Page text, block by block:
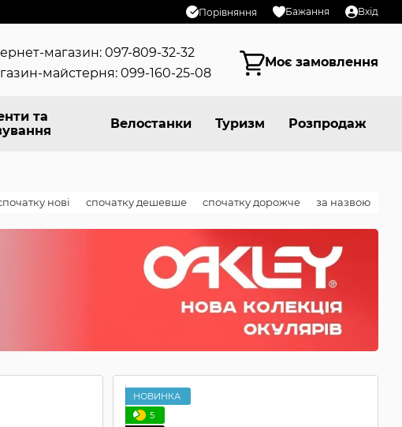
Порівняння Бажання Вхід
магазин: 097-809-32-32
майстерня: 099-160-25-08
Моє замовлення
та
Велостанки Туризм Розпродаж
нові спочатку дешевше спочатку дорожче за назвою
НОВИНКА
5